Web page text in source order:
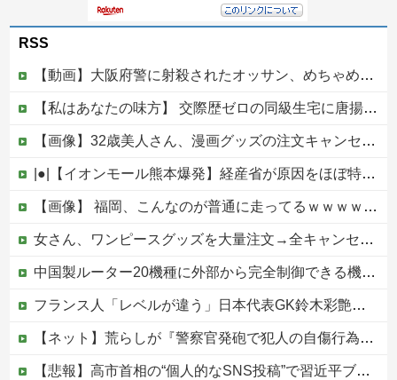
RSS
【動画】大阪府警に射殺されたオッサン、めちゃめちゃ苦しそうに死ぬ
【私はあなたの味方】 交際歴ゼロの同級生宅に唐揚げや文庫本を20回以上届けた24歳女を逮捕
【画像】32歳美人さん、漫画グッズの注文キャンセルを43億円分繰り返しまくり逮捕
|●|【イオンモール熊本爆発】経産省が原因をほぼ特定、全国の大規模施設でガス供給設備の点検要請にまで発展する事態に・・・【PICKUP】
【画像】 福岡、こんなのが普通に走ってるｗｗｗｗｗｗｗｗｗｗｗｗｗｗｗｗｗｗｗｗｗｗｗｗｗｗｗｗｗｗｗｗｗｗｗｗｗｗｗｗ
女さん、ワンピースグッズを大量注文→全キャンセルで逮捕ｗｗｗ
中国製ルーター20機種に外部から完全制御できる機能が仕込まれていたことが判明・・・
フランス人「レベルが違う」日本代表GK鈴木彩艶、欧州王者PSG移籍間近に!?超絶プレー集を見た現地サポの本音がこれ！(動画あり)【海外の反応】
【ネット】荒らしが『警察官発砲で犯人の自傷行為が無かったことにされた』記事に「難癖な記事」とイチャモン→自傷行為の動画が拡散してマスゴミの偏向報...
【悲報】高市首相の“個人的なSNS投稿”で習近平ブチギレ説ｗｗｗｗｗ